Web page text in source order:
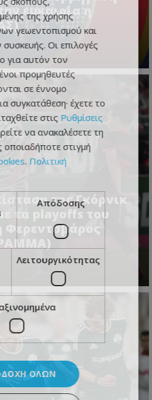
ευκαιρία η
της Γκόρνικ
τα playoffs του
Φερεντσβάρος
της χρήσης
γεωεντοπισμού και
Οι επιλογές
για αυτόν τον
προμηθευτές
σε έννομο
συγκατάθεση· έχετε το
στις Ρυθμίσεις
να ανακαλέσετε τη
στιγμή
. Πολιτική
Απόδοσης
Λειτουργικότητας
ΌΛΩΝ